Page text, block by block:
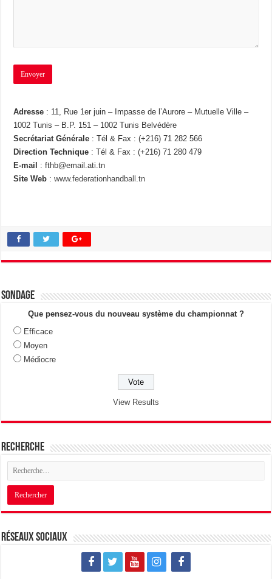
Adresse : 11, Rue 1er juin – Impasse de l’Aurore – Mutuelle Ville –
1002 Tunis – B.P. 151 – 1002 Tunis Belvédère
Secrétariat Générale : Tél & Fax : (+216) 71 282 566
Direction Technique : Tél & Fax : (+216) 71 280 479
E-mail : fthb@email.ati.tn
Site Web :www.federationhandball.tn
Sondage
Que pensez-vous du nouveau système du championnat ?
Efficace
Moyen
Médiocre
View Results
Recherche
Réseaux sociaux